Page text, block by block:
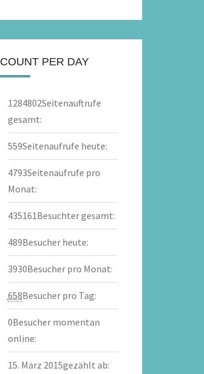
COUNT PER DAY
1284802Seitenauftrufe
gesamt:
559Seitenaufrufe heute:
4793Seitenaufrufe pro
Monat:
435161 Besuchter gesamt:
489Besucher heute:
3930Besucher pro Monat:
658Besucher pro Tag:
0Besucher momentan
online:
15. März 2015gezählt ab: